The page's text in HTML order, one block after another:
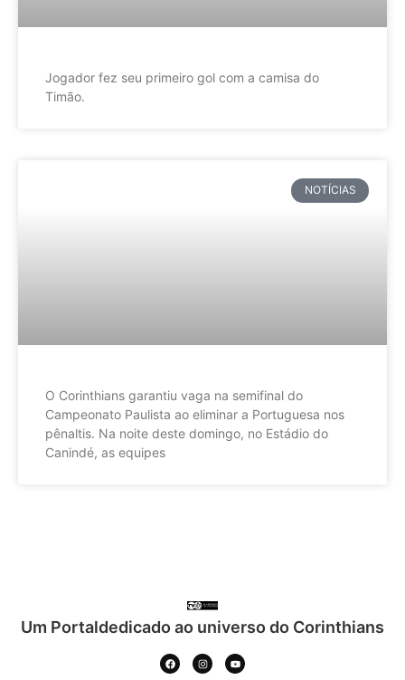
Jogador fez seu primeiro gol com a camisa do
Timão.
NOTÍCIAS
O Corinthians garantiu vaga na semifinal do
Campeonato Paulista ao eliminar a Portuguesa nos
pênaltis. Na noite deste domingo, no Estádio do
Canindé, as equipes
Um Portaldedicado ao universo do Corinthians